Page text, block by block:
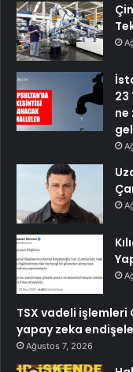
23
ne
TSX vadeli işlemleri
yapay zeka
Ağustos 7, 2026